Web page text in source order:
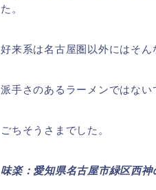
た。
好来系は名古屋圏以外にはそん
派手さのあるラーメンではない
ごちそうさまでした。
味楽：愛知県名古屋市緑区西